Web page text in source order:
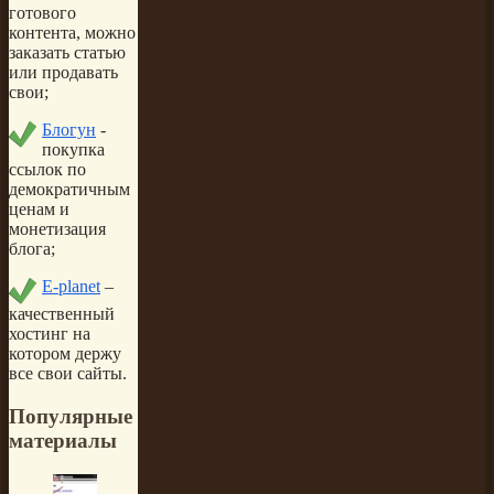
готового
контента, можно
заказать статью
или продавать
свои;
Блогун -
покупка
ссылок по
демократичным
ценам и
монетизация
блога;
E-planet –
качественный
хостинг на
котором держу
все свои сайты.
Популярные
материалы